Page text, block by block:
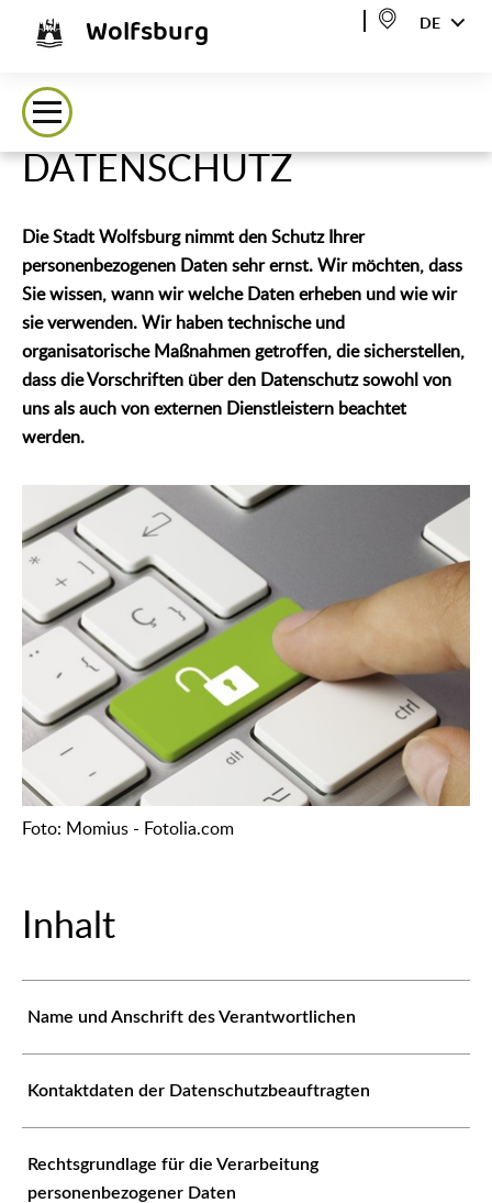
Wolfsburg DE
DATENSCHUTZ
Die Stadt Wolfsburg nimmt den Schutz Ihrer
personenbezogenen Daten sehr ernst. Wir möchten, dass
Sie wissen, wann wir welche Daten erheben und wie wir
sie verwenden. Wir haben technische und
organisatorische Maßnahmen getroffen, die sicherstellen,
dass die Vorschriften über den Datenschutz sowohl von
uns als auch von externen Dienstleistern beachtet
werden.
Foto: Momius - Fotolia.com
Inhalt
Name und Anschrift des Verantwortlichen
Kontaktdaten der Datenschutzbeauftragten
Rechtsgrundlage für die Verarbeitung
personenbezogener Daten